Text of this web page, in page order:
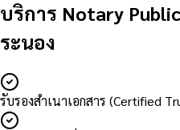
บริการ Notary
ระนอง
รับรองสำเนาเอกสาร (Certified